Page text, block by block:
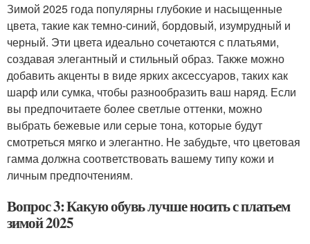
Зимой 2025 года популярны глубокие и насыщенные
цвета, такие как темно-синий, бордовый, изумрудный и
черный. Эти цвета идеально сочетаются с платьями,
создавая элегантный и стильный образ. Также можно
добавить акценты в виде ярких аксессуаров, таких как
шарф или сумка, чтобы разнообразить ваш наряд. Если
вы предпочитаете более светлые оттенки, можно
выбрать бежевые или серые тона, которые будут
смотреться мягко и элегантно. Не забудьте, что цветовая
гамма должна соответствовать вашему типу кожи и
личным предпочтениям.
Вопрос 3: Какую обувь лучше носить с платьем
зимой 2025